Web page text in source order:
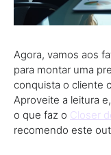
Agora, vamos aos
para montar uma
conquista o cliente
Aproveite a leitura
o que faz o Closer
recomendo este